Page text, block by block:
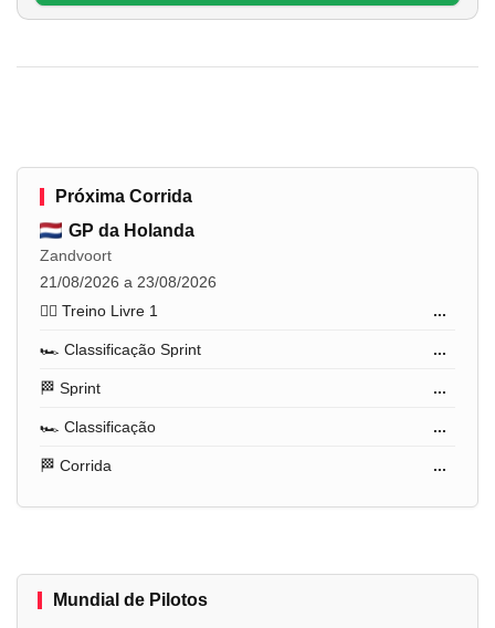
Próxima Corrida
GP da Holanda
Zandvoort
21/08/2026 a 23/08/2026
🏋️‍♂️ Treino Livre 1
...
🏎️ Classificação Sprint ...
🏁 Sprint ...
🏎️ Classificação ...
🏁 Corrida ...
Mundial de Pilotos